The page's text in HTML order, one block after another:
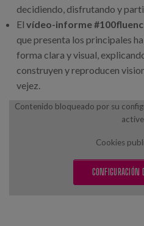
decidiendo, disfrutando y
Elvídeo-informe
que presenta los principales
forma clara y visual,
construyen y reproducen
vejez.
Contenido bloqueado por su
Cookies
CONFIGURACIÓN